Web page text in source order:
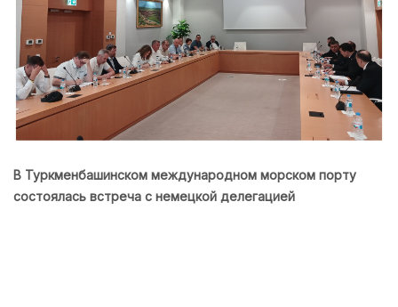
В Туркменбашинском международном морском порту
состоялась встреча с немецкой делегацией